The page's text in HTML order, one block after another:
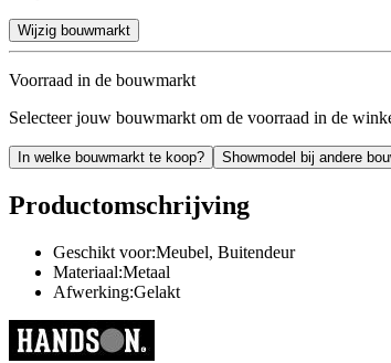
Wijzig bouwmarkt
Voorraad in de bouwmarkt
Selecteer jouw bouwmarkt om de voorraad in de
In welke bouwmarkt te koop? Showmodel bij andere
Productomschrijving
Geschikt voor:Meubel, Buitendeur
Materiaal:Metaal
Afwerking:Gelakt